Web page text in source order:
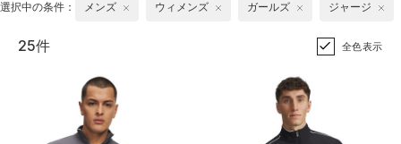
選択中の条件： メンズ ウィメンズ ガールズ ジャージ
25件 全色表示